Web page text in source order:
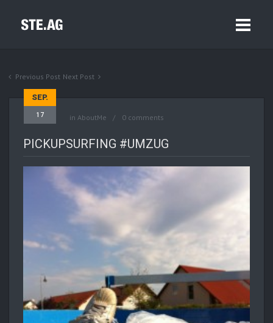
Previous Post Next Post
SEP.
17 in AboutMe 0 comments
PICKUPSURFING #UMZUG